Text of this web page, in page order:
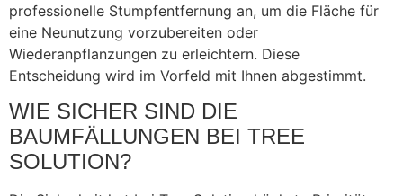
professionelle Stumpfentfernung an, um die Fläche für
eine Neunutzung vorzubereiten oder
Wiederanpflanzungen zu erleichtern. Diese
Entscheidung wird im Vorfeld mit Ihnen abgestimmt.
WIE SICHER SIND DIE
BAUMFÄLLUNGEN BEI TREE
SOLUTION?